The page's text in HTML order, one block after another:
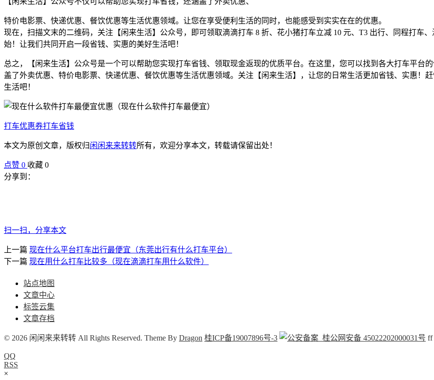
特价电影票、快递优惠、餐饮优惠等生活优惠领域。让您在享受便利生活的同时，也能感受到实实在在的优惠。
现在，扫描文末的二维码，关注【闲来生活】公众号，即可领取滴滴打车 8 折、花小猪打车立减 10 元、T3 出行、同程打车
始！让我们共同开启一段省钱、实惠的美好生活吧！
总之，【闲来生活】公众号是一个可以帮助您实现打车省钱、领取现金返现的优质平台。在这里，您可以找到各大打车平台
盖了外卖优惠、特价电影票、快递优惠、餐饮优惠等生活优惠领域。关注【闲来生活】，让您的日常生活更加省钱、实惠！
生活吧！
打车优惠券打车省钱
本文为原创文章，版权归闲闲来来转转所有，欢迎分享本文，转载请保留出处！
点赞 0 收藏 0
分享到：
扫一扫，分享本文
上一篇 现在什么平台打车出行最便宜（东莞出行有什么打车平台）
下一篇 现在用什么打车比较多（现在滴滴打车用什么软件）
站点地图
文章中心
标签云集
文章存档
© 2026 闲闲来来转转 All Rights Reserved. Theme By Dragon 桂ICP备19007896号-3 桂公网安备 45022202000031号 ff
QQ
RSS
×